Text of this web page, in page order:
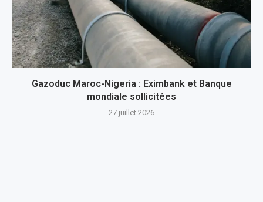
Gazoduc Maroc-Nigeria : Eximbank et Banque
mondiale sollicitées
27 juillet 2026